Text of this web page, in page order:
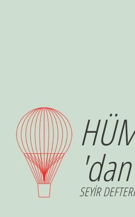
'dan
SEYİR DEFTERİ